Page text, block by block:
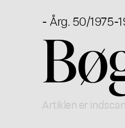
- Årg. 50/1975-
Artiklen er